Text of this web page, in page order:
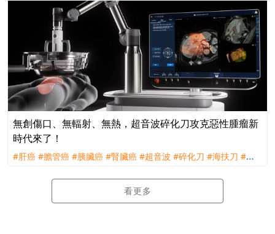
無創傷口、無輻射、無熱，超音波碎化刀攻克惡性腫瘤新
時代來了！
#肝癌 #膽管癌 #胰臟癌 #腎臟癌 #超音波 #碎化刀 #海扶刀 #海
看更多